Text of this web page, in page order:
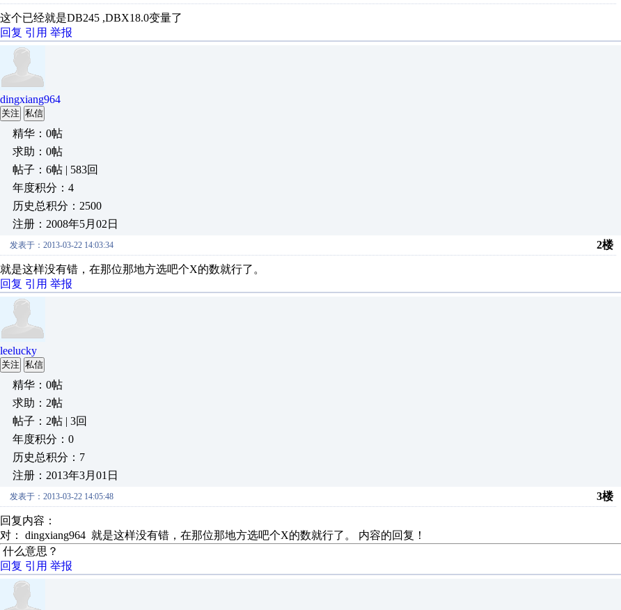
这个已经就是DB245 ,DBX18.0变量了
回复 引用 举报
dingxiang964
关注 私信
精华：0帖
求助：0帖
帖子：6帖 | 583回
年度积分：4
历史总积分：2500
注册：2008年5月02日
发表于：2013-03-22 14:03:34 2楼
就是这样没有错，在那位那地方选吧个X的数就行了。
回复 引用 举报
leelucky
关注 私信
精华：0帖
求助：2帖
帖子：2帖 | 3回
年度积分：0
历史总积分：7
注册：2013年3月01日
发表于：2013-03-22 14:05:48 3楼
回复内容：
对： dingxiang964 就是这样没有错，在那位那地方选吧个X的数就行了。 内容的回复！
什么意思？
回复 引用 举报